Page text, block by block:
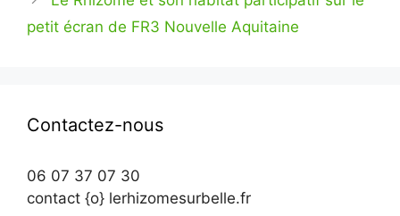
petit écran de FR3 Nouvelle Aquitaine
Contactez-nous
06 07 37 07 30
contact {o} lerhizomesurbelle.fr